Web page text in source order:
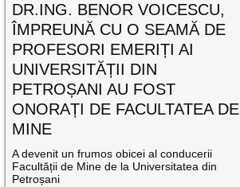
DR.ING. BENOR VOICESCU,
ÎMPREUNĂ CU O SEAMĂ DE
PROFESORI EMERIȚI AI
UNIVERSITĂȚII DIN
PETROȘANI AU FOST
ONORAȚI DE FACULTATEA DE
MINE
A devenit un frumos obicei al conducerii
Facultății de Mine de la Universitatea din
Petroșani